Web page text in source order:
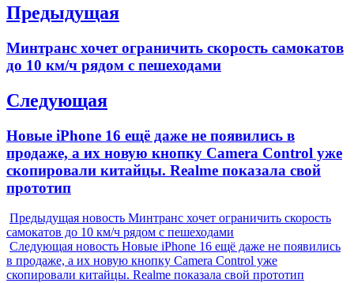
Навигация
записям
Предыдущая
Previous
post:
Минтранс хочет ограничить скорость самокатов
до 10 км/ч рядом с пешеходами
Следующая
Next
Новые iPhone 16 ещё даже не появились в
продаже, а их новую кнопку Camera Control уже
скопировали китайцы. Realme показала свой
прототип
Предыдущая новость Минтранс хочет ограничить скорость
самокатов до 10 км/ч рядом с пешеходами
Следующая новость Новые iPhone 16 ещё даже не появились
в продаже, а их новую кнопку Camera Control уже
скопировали китайцы. Realme показала свой прототип